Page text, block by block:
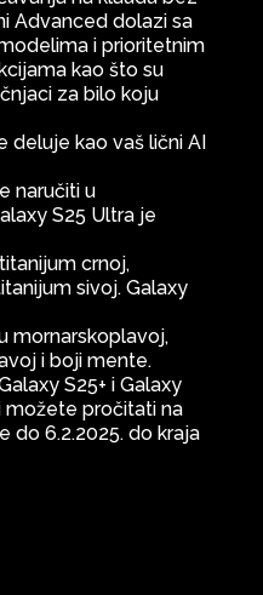
Advanced dolazi sa
i prioritetnim
kao što su
za bilo koju
deluje kao vaš lični AI
naručiti u
S25 Ultra je
crnoj,
sivoj. Galaxy
mornarskoplavoj,
i boji mente.
S25+ i Galaxy
možete pročitati na
do 6.2.2025. do kraja